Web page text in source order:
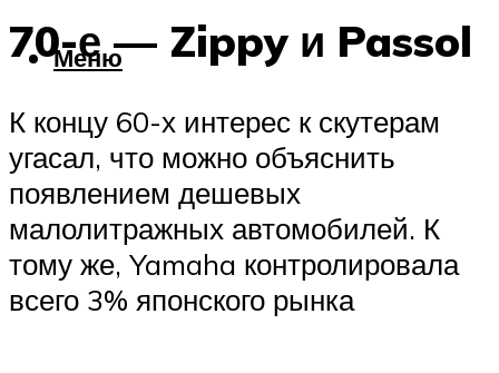
Меню
70-е — Zippy и Passol
К концу 60-х интерес к скутерам
угасал, что можно объяснить
появлением дешевых
малолитражных автомобилей. К
тому же, Yamaha контролировала
всего 3% японского рынка